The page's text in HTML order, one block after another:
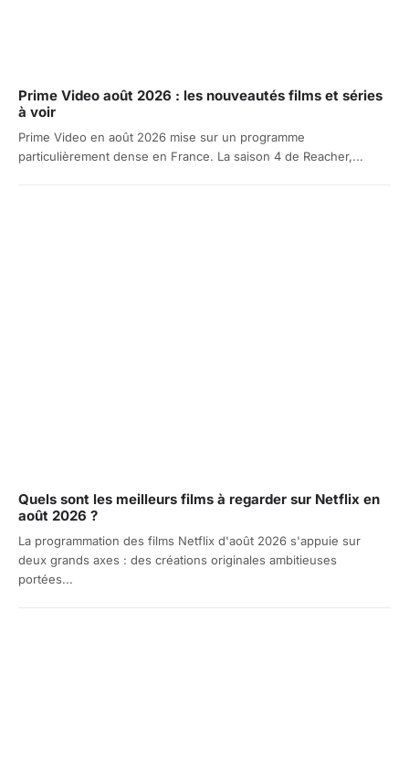
Prime Video août 2026 : les nouveautés films et séries
à voir
Prime Video en août 2026 mise sur un programme
particulièrement dense en France. La saison 4 de Reacher,...
Quels sont les meilleurs films à regarder sur Netflix en
août 2026 ?
La programmation des films Netflix d'août 2026 s'appuie sur
deux grands axes : des créations originales ambitieuses
portées...